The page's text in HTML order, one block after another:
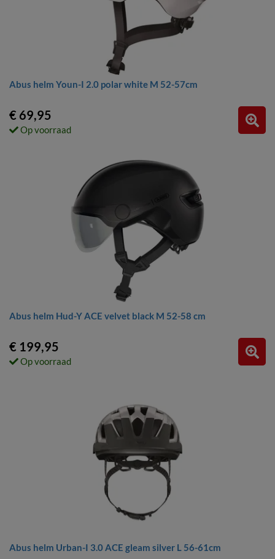
Abus helm Youn-I 2.0 polar white M 52-57cm
€ 69,95
Op voorraad
Abus helm Hud-Y ACE velvet black M 52-58 cm
€ 199,95
Op voorraad
Abus helm Urban-I 3.0 ACE gleam silver L 56-61cm